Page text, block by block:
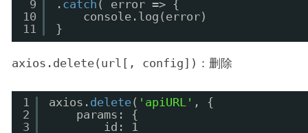
9
10
11
. catch ( error => {
console.log(error)
}
axios.delete(url[, config]) ：删除
1
2
3
axios. delete( 'apiURL' , {
params: {
id: 1